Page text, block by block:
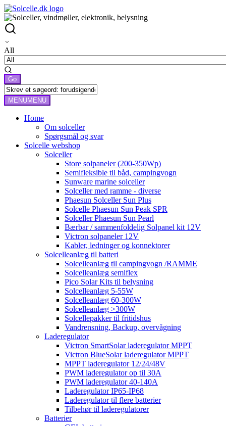
All
MENUMENU
Home
Om solceller
Spørgsmål og svar
Solcelle webshop
Solceller
Store solpaneler (200-350Wp)
Semifleksible til båd, campingvogn
Sunware marine solceller
Solceller med ramme - diverse
Phaesun Solceller Sun Plus
Solcelle Phaesun Sun Peak SPR
Solceller Phaesun Sun Pearl
Bærbar / sammenfoldelig Solpanel kit 12V
Victron solpaneler 12V
Kabler, ledninger og konnektorer
Solcelleanlæg til batteri
Solcelleanlæg til campingvogn /RAMME
Solcelleanlæg semiflex
Pico Solar Kits til belysning
Solcelleanlæg 5-55W
Solcelleanlæg 60-300W
Solcelleanlæg >300W
Solcellepakker til fritidshus
Vandrensning, Backup, overvågning
Laderegulator
Victron SmartSolar laderegulator MPPT
Victron BlueSolar laderegulator MPPT
MPPT laderegulator 12/24/48V
PWM laderegulator op til 30A
PWM laderegulator 40-140A
Laderegulator IP65-IP68
Laderegulator til flere batterier
Tilbehør til laderegulatorer
Batterier